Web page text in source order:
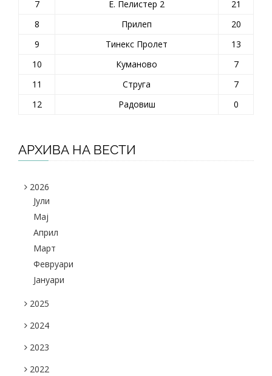
7
Е. Пелистер 2
21
8
Прилеп
20
9
Тинекс Пролет
13
10
Куманово
7
11
Струга
7
12
Радовиш 0
АРХИВА НА ВЕСТИ
2026
Јули
Maj
Април
Март
Февруари
Јануари
2025
2024
2023
2022